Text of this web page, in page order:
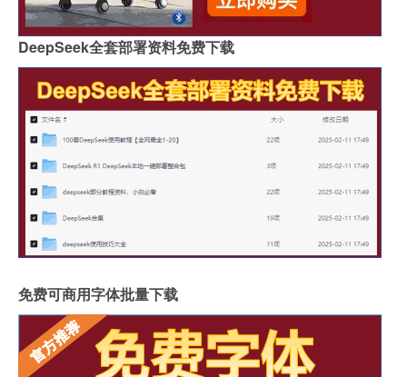
DeepSeek全套部署资料免费下载
免费可商用字体批量下载